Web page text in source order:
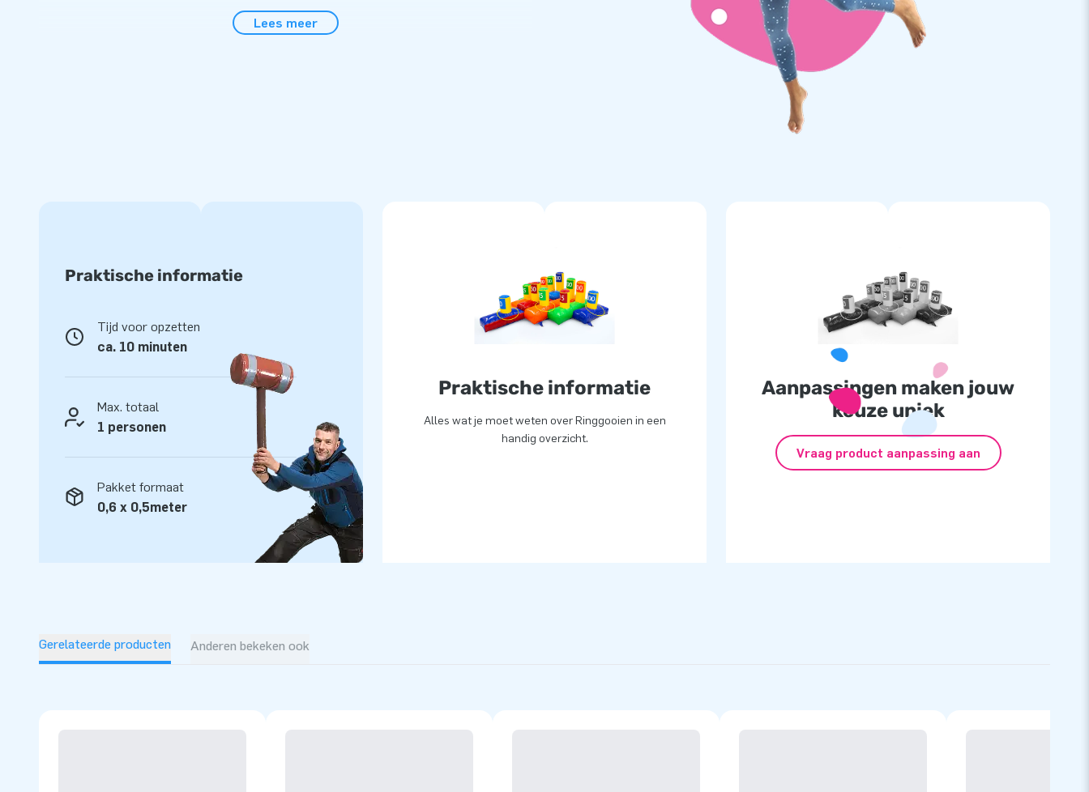
Duurzaam en gemakkelijk te reinigen
springen? Omdat ons team van designers, ontwikkelaars en logistiek medewerkers unieke
professionele service en levering. Zij noemen ons ook wel ‘creators of greatness’.
Lees meer
Praktische informatie
Tijd voor opzetten
ca. 10 minuten
Max. totaal
1 personen
Pakket formaat
0,6 x 0,5meter
Praktische informatie
Alles wat je moet weten over Ringgooien in een
handig overzicht.
Aanpassingen maken jouw
keuze uniek
Vraag product aanpassing aan
Gerelateerde producten Anderen bekeken ook